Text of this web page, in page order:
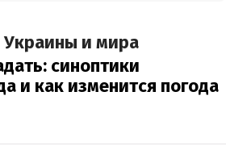
Украины и мира
синоптики
и как изменится погода